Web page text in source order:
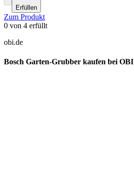
Erfüllen
Zum Produkt
0 von 4 erfüllt
obi.de
Bosch Garten-Grubber kaufen bei OBI